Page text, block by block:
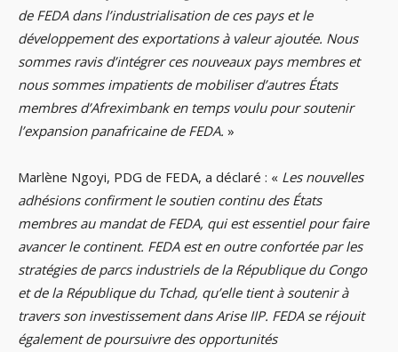
de FEDA dans l’industrialisation de ces pays et le
développement des exportations à valeur ajoutée. Nous
sommes ravis d’intégrer ces nouveaux pays membres et
nous sommes impatients de mobiliser d’autres États
membres d’Afreximbank en temps voulu pour soutenir
l’expansion panafricaine de FEDA. »
Marlène Ngoyi, PDG de FEDA, a déclaré : « Les nouvelles
adhésions confirment le soutien continu des États
membres au mandat de FEDA, qui est essentiel pour faire
avancer le continent. FEDA est en outre confortée par les
stratégies de parcs industriels de la République du Congo
et de la République du Tchad, qu’elle tient à soutenir à
travers son investissement dans Arise IIP. FEDA se réjouit
également de poursuivre des opportunités